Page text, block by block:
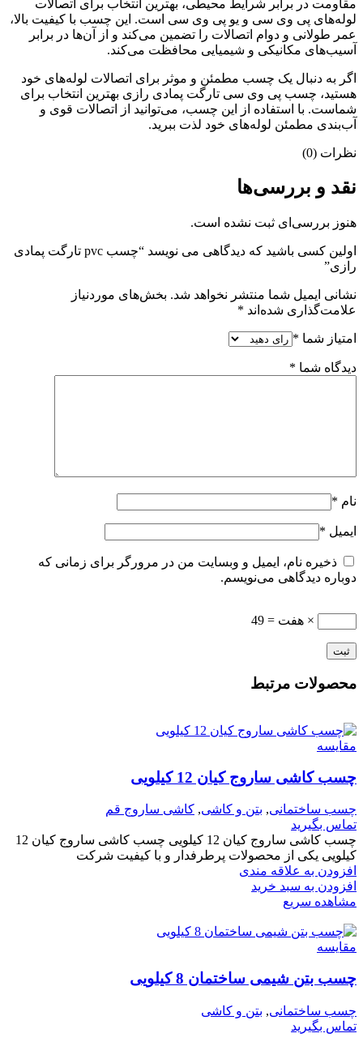
مقاومت در برابر شرایط محیطی، بهترین انتخاب برای اتصالات
لوله‌های پی وی سی و یو پی وی سی است. این چسب با کیفیت بالا،
عمر طولانی و دوام اتصالات را تضمین می‌کند و از آن‌ها در برابر
آسیب‌های مکانیکی و شیمیایی محافظت می‌کند.
اگر به دنبال یک چسب مطمئن و موثر برای اتصالات لوله‌های خود
هستید، چسب پی وی سی تارگت پمادی رازی بهترین انتخاب برای
شماست. با استفاده از این چسب، می‌توانید از اتصالات قوی و
آب‌بندی مطمئن لوله‌های خود لذت ببرید.
نظرات (0)
نقد و بررسی‌ها
هنوز بررسی‌ای ثبت نشده است.
اولین کسی باشید که دیدگاهی می نویسد “چسب pvc تارگت پمادی
رازی”
نشانی ایمیل شما منتشر نخواهد شد. بخش‌های موردنیاز
علامت‌گذاری شده‌اند *
امتیاز شما *
دیدگاه شما *
نام *
ایمیل *
ذخیره نام، ایمیل و وبسایت من در مرورگر برای زمانی که
دوباره دیدگاهی می‌نویسم.
× هفت = 49
محصولات مرتبط
مقایسه
چسب کاشی ساروج کیان 12 کیلویی
چسب ساختمانی, بتن و کاشی, کاشی ساروج قم
تماس بگیرید
چسب کاشی ساروج کیان 12 کیلویی چسب کاشی ساروج کیان 12
کیلویی یکی از محصولات پرطرفدار و با کیفیت شرکت
افزودن به علاقه مندی
افزودن به سبد خرید
مشاهده سریع
مقایسه
چسب بتن شیمی ساختمان 8 کیلویی
چسب ساختمانی, بتن و کاشی
تماس بگیرید